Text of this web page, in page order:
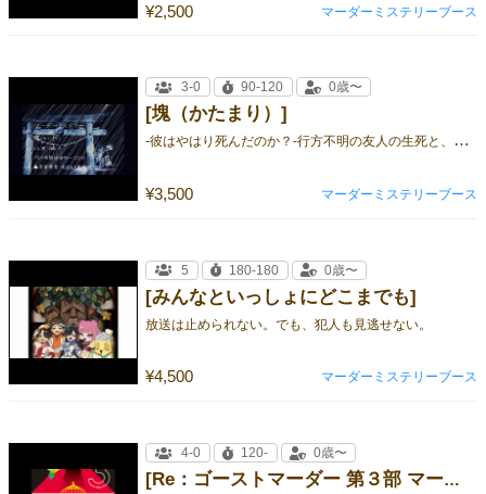
¥2,500 マーダーミステリーブース
[塊（かたまり）]
-
彼はやはり死んだのか？-行方不明の友人の生死と、死者が蘇るという祭りをめぐる、議論・カード調査型のマーダーミステリー。
¥3,500
3-0 90-120 0歳〜
マーダーミステリーブース
[みんなといっしょにどこまでも]
放送は止められない。でも、犯人も見逃せない。
¥4,500
5 180-180 0歳〜
マーダーミステリーブース
[Re：ゴーストマーダー 第３部 マーダーミステリーを始めない]
4-0 120- 0歳〜